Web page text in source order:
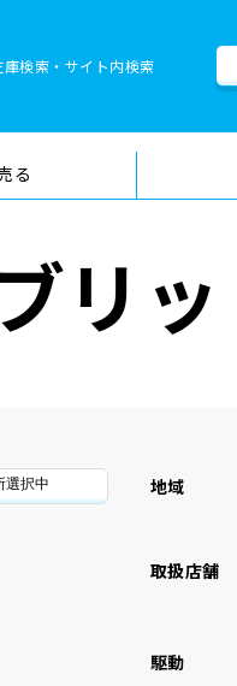
庫検索・サイト内検索
る
車検料金・メニ
リ
選択中 地域
取扱店舗
駆動